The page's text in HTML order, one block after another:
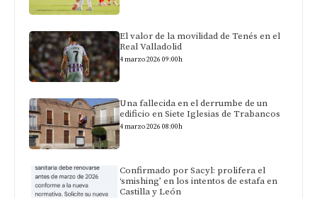
El valor de la movilidad de Tenés en el
Real Valladolid
4 marzo 2026 09:00h
Una fallecida en el derrumbe de un
edificio en Siete Iglesias de Trabancos
4 marzo 2026 08:00h
Confirmado por Sacyl: prolifera el
‘smishing’ en los intentos de estafa en
Castilla y León